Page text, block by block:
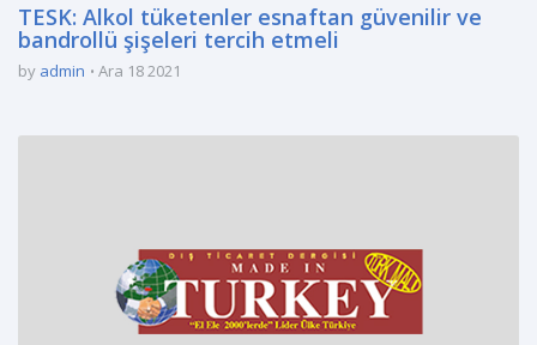
TESK: Alkol tüketenler esnaftan güvenilir ve
bandrollü şişeleri tercih etmeli
by admin Ara 18 2021